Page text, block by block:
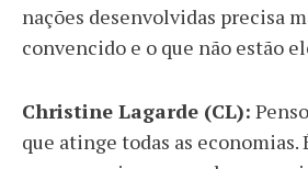
nações desenvolvidas precisa
convencido e o que não estão
Christine Lagarde (CL):
que atinge todas as economias.